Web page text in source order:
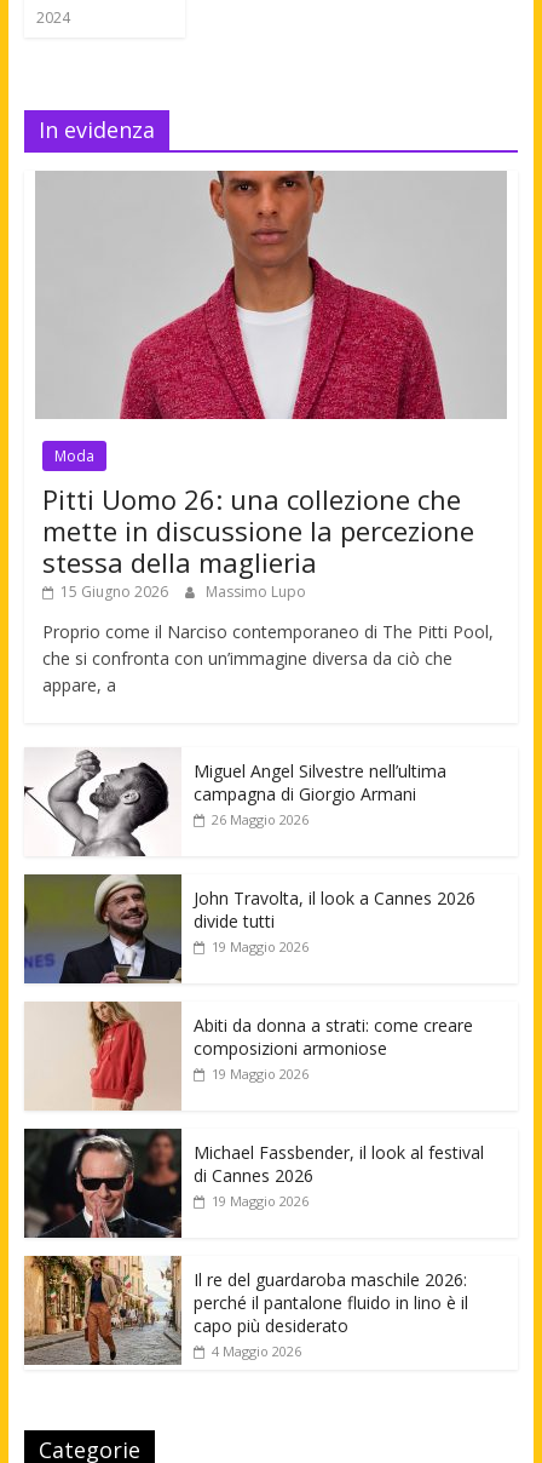
2024
In evidenza
Moda
Pitti Uomo 26: una collezione che
mette in discussione la percezione
stessa della maglieria
15 Giugno 2026 Massimo Lupo
Proprio come il Narciso contemporaneo di The Pitti Pool,
che si confronta con un’immagine diversa da ciò che
appare, a
Miguel Angel Silvestre nell’ultima
campagna di Giorgio Armani
26 Maggio 2026
John Travolta, il look a Cannes 2026
divide tutti
19 Maggio 2026
Abiti da donna a strati: come creare
composizioni armoniose
19 Maggio 2026
Michael Fassbender, il look al festival
di Cannes 2026
19 Maggio 2026
Il re del guardaroba maschile 2026:
perché il pantalone fluido in lino è il
capo più desiderato
4 Maggio 2026
Categorie